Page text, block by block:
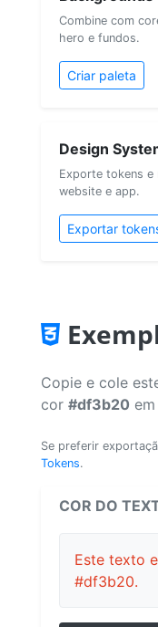
Combine com
hero e fundos.
Criar paleta
Design
Exporte tokens e
website e app.
Exportar
Copie e cole
cor #df3b20
Se preferir
Tokens.
COR DO
Este texto
#df3b20.